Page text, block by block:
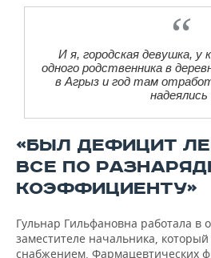
И я, городская девушка, у
одного родственника в
в Агрыз и год там
надеялись
«БЫЛ ДЕФИЦИТ
ВСЕ ПО
КОЭФФИЦИЕНТУ»
Гульнар Гильфановна работала
заместителе начальника,
снабжением. Фармацевтических